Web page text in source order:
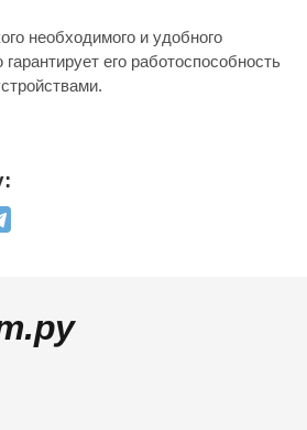
необходимого и удобного
его работоспособность